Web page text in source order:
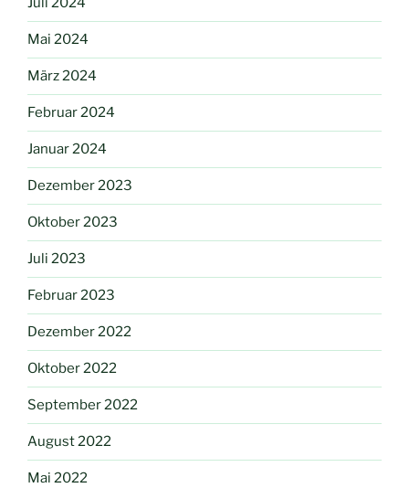
Mai 2024
März 2024
Februar 2024
Januar 2024
Dezember 2023
Oktober 2023
Juli 2023
Februar 2023
Dezember 2022
Oktober 2022
September 2022
August 2022
Mai 2022